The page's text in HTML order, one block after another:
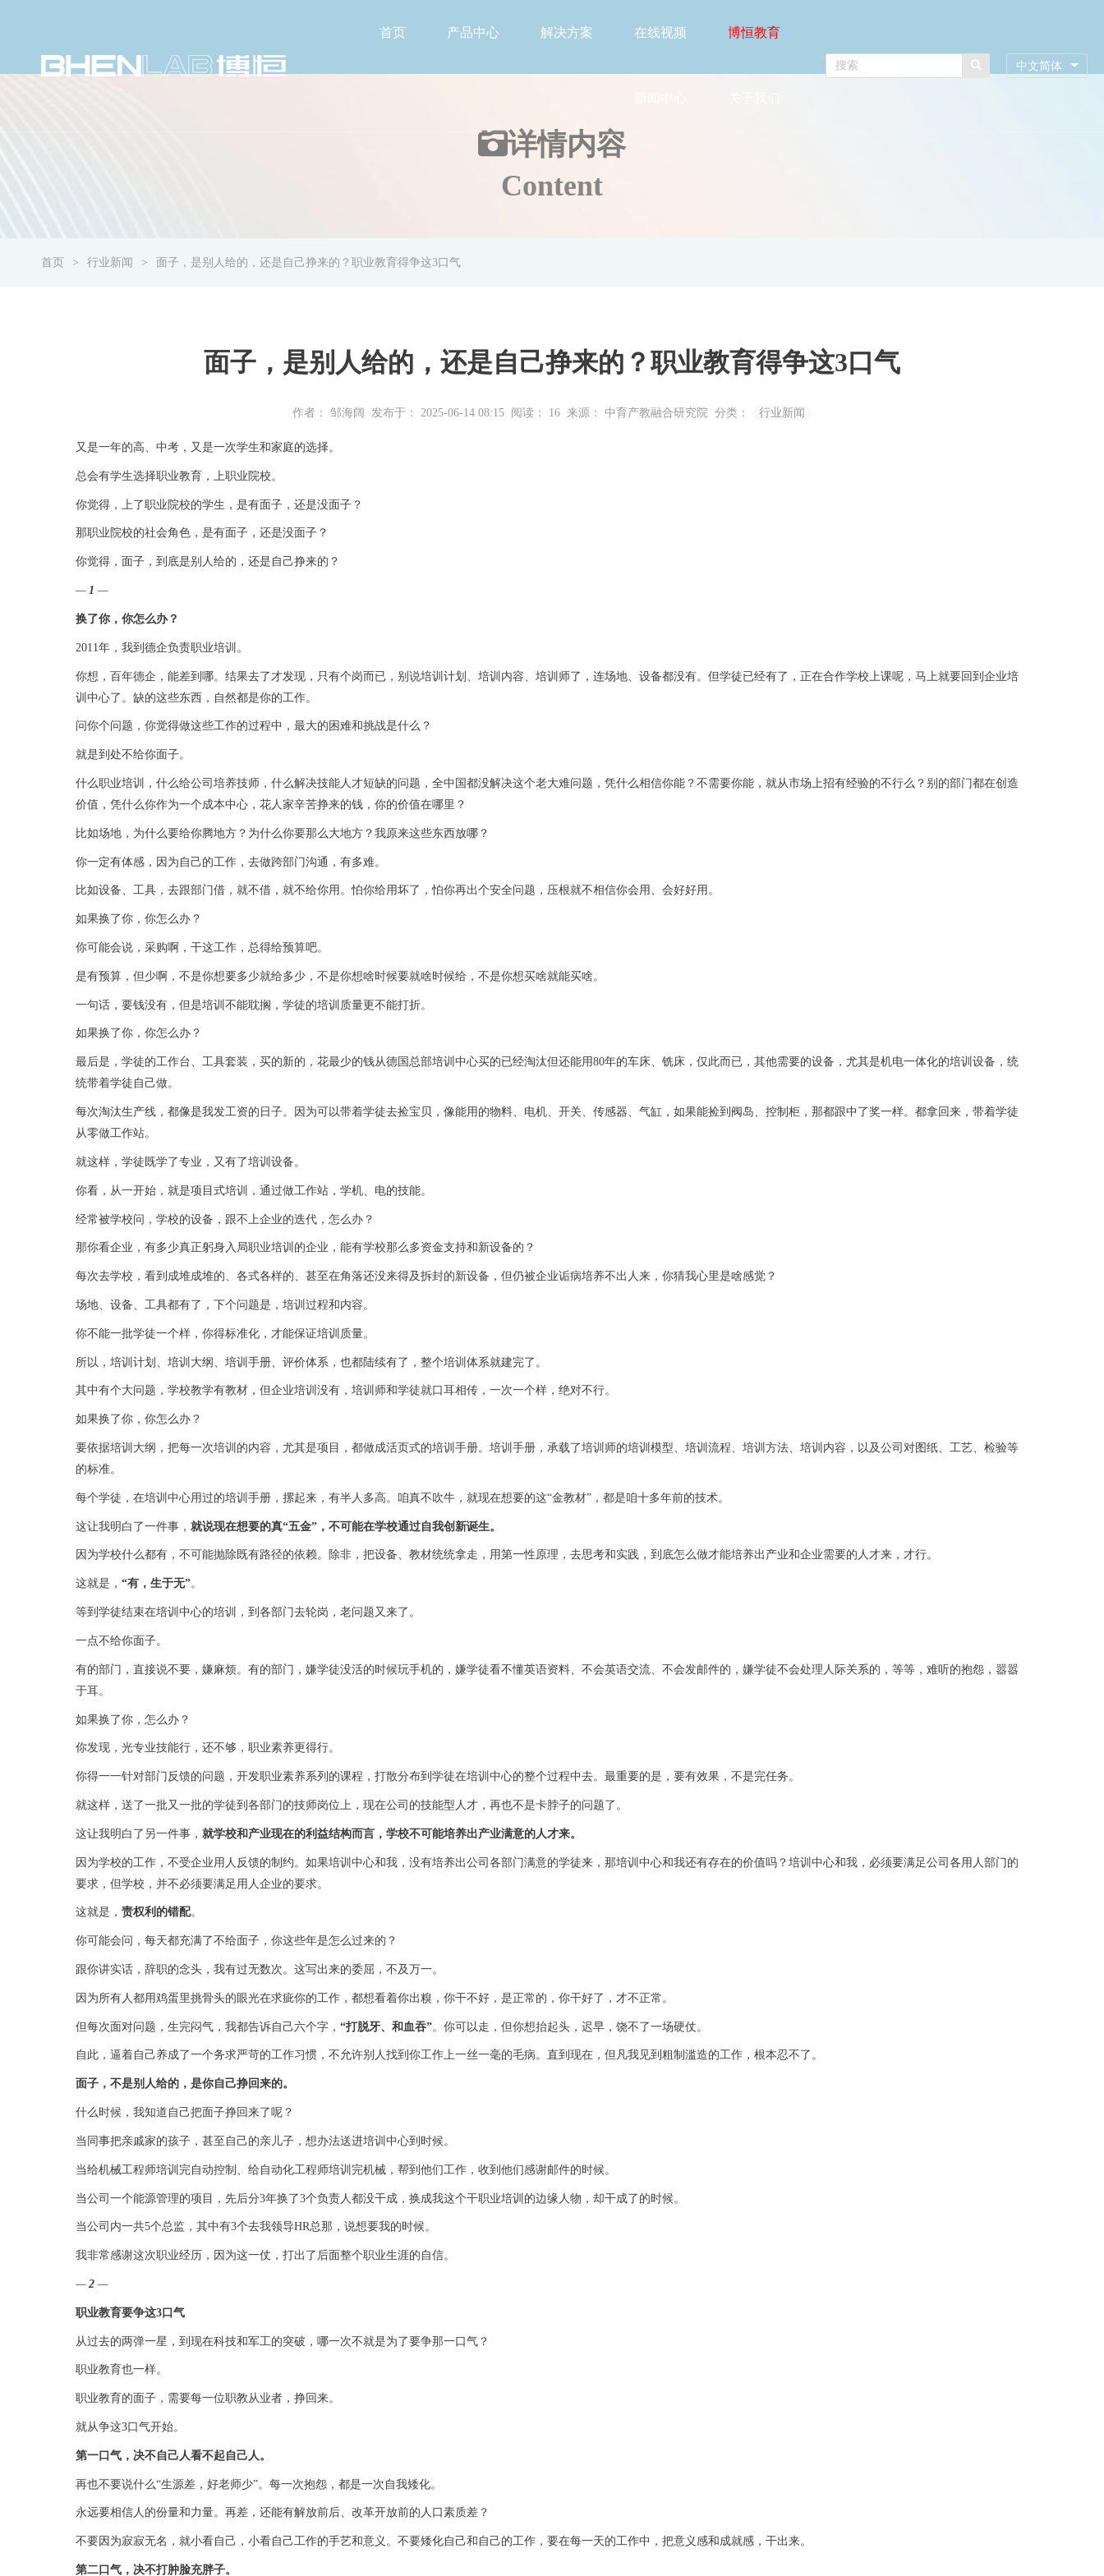
首页 产品中心 解决方案 在线视频 博恒教育
中文简体
详情内容
Content
首页 行业新闻 面子，是别人给的，还是自己挣来的？职业教育得争这3口气
面子，是别人给的，还是自己挣来的？职业教育得争这3口气
作者： 邹海阔 发布于： 2025-06-14 08:15 阅读： 16 来源： 中育产教融合研究院 分类： 行业新闻
又是一年的高、中考，又是一次学生和家庭的选择。
总会有学生选择职业教育，上职业院校。
你觉得，上了职业院校的学生，是有面子，还是没面子？
那职业院校的社会角色，是有面子，还是没面子？
你觉得，面子，到底是别人给的，还是自己挣来的？
—1 —
换了你，你怎么办？
2011年，我到德企负责职业培训。
你想，百年德企，能差到哪。结果去了才发现，只有个岗而已，别说培训计划、培训内容、培训师了，连场地、设备都没有。但学徒已经有了，正在合作学校上课呢，马上就要回到企业培
训中心了。缺的这些东西，自然都是你的工作。
问你个问题，你觉得做这些工作的过程中，最大的困难和挑战是什么？
就是到处不给你面子。
什么职业培训，什么给公司培养技师，什么解决技能人才短缺的问题，全中国都没解决这个老大难问题，凭什么相信你能？不需要你能，就从市场上招有经验的不行么？别的部门都在创造
价值，凭什么你作为一个成本中心，花人家辛苦挣来的钱，你的价值在哪里？
比如场地，为什么要给你腾地方？为什么你要那么大地方？我原来这些东西放哪？
你一定有体感，因为自己的工作，去做跨部门沟通，有多难。
比如设备、工具，去跟部门借，就不借，就不给你用。怕你给用坏了，怕你再出个安全问题，压根就不相信你会用、会好好用。
如果换了你，你怎么办？
你可能会说，采购啊，干这工作，总得给预算吧。
是有预算，但少啊，不是你想要多少就给多少，不是你想啥时候要就啥时候给，不是你想买啥就能买啥。
一句话，要钱没有，但是培训不能耽搁，学徒的培训质量更不能打折。
如果换了你，你怎么办？
最后是，学徒的工作台、工具套装，买的新的，花最少的钱从德国总部培训中心买的已经淘汰但还能用80年的车床、铣床，仅此而已，其他需要的设备，尤其是机电一体化的培训设备，统
统带着学徒自己做。
每次淘汰生产线，都像是我发工资的日子。因为可以带着学徒去捡宝贝，像能用的物料、电机、开关、传感器、气缸，如果能捡到阀岛、控制柜，那都跟中了奖一样。都拿回来，带着学徒
从零做工作站。
就这样，学徒既学了专业，又有了培训设备。
你看，从一开始，就是项目式培训，通过做工作站，学机、电的技能。
经常被学校问，学校的设备，跟不上企业的迭代，怎么办？
那你看企业，有多少真正躬身入局职业培训的企业，能有学校那么多资金支持和新设备的？
每次去学校，看到成堆成堆的、各式各样的、甚至在角落还没来得及拆封的新设备，但仍被企业诟病培养不出人来，你猜我心里是啥感觉？
场地、设备、工具都有了， 下个问题是， 培训过程和内容。
你不能一批学徒一个样，你得标准化，才能保证培训质量。
所以，培训计划、培训大纲、培训手册、评价体系，也都陆续有了，整个培训体系就建完了。
其中有个大问题，学校教学有教材，但企业培训没有，培训师和学徒就口耳相传，一次一个样，绝对不行。
如果换了你，你怎么办？
要依据培训大纲，把每一次培训的内容，尤其是项目，都做成活页式的培训手册。培训手册，承载了培训师的培训模型、培训流程、培训方法、培训内容，以及公司对图纸、工艺、检验等
的标准。
每个学徒，在培训中心用过的培训手册，摞起来，有半人多高。咱真不吹牛，就现在想要的这“金教材”，都是咱十多年前的技术。
这让我明白了一件事， 就说现在想要的真“五金”，不可能在学校通过自我创新诞生。
因为学校什么都有，不可能抛除既有路径的依赖。除非，把设备、教材统统拿走，用第一性原理，去思考和实践，到底怎么做才能培养出产业和企业需要的人才来，才行。
这就是， “有，生于无”。
等到学徒结束在培训中心的培训，到各部门去轮岗，老问题又来了。
一点不给你面子。
有的部门，直接说不要，嫌麻烦。有的部门，嫌学徒没活的时候玩手机的，嫌学徒看不懂英语资料、不会英语交流、不会发邮件的，嫌学徒不会处理人际关系的，等等， 难听的抱怨，嚣嚣
于耳。
如果换了你，怎么办？
你发现，光专业技能行，还不够，职业素养更得行。
你得一一针对部门反馈的问题，开发职业素养系列的课程，打散分布到学徒在培训中心的整个过程中去。 最重要的是，要有效果，不是完任务。
就这样，送了一批又一批的学徒到各部门的技师岗位上，现在公司的技能型人才，再也不是卡脖子的问题了。
这让我明白了另一件事， 就学校和产业现在的利益结构而言，学校不可能培养出产业满意的人才来。
因为学校的工作，不受企业用人反馈的制约。如果培训中心和我，没有培养出公司各部门满意的学徒来，那培训中心和我还有存在的价值吗？培训中心和我，必须要满足公司各用人部门的
要求，但学校，并不必须要满足用人企业的要求。
这就是， 责权利的错配。
你可能会问，每天都充满了不给面子，你这些年是怎么过来的？
跟你讲实话，辞职的念头，我有过无数次。这写出来的委屈，不及万一。
因为所有人都用鸡蛋里挑骨头的眼光在求疵你的工作，都想看着你出糗，你干不好，是正常的，你干好了，才不正常。
但每次面对问题，生完闷气，我都告诉自己六个字， “打脱牙、和血吞”。你可以走，但你想抬起头，迟早，饶不了一场硬仗。
自此，逼着自己养成了一个务求严苛的工作习惯，不允许别人找到你工作上一丝一毫的毛病。直到现在，但凡我见到粗制滥造的工作，根本忍不了。
面子，不是别人给的，是你自己挣回来的。
什么时候，我知道自己把面子挣回来了呢？
当同事把亲戚家的孩子，甚至自己的亲儿子，想办法送进培训中心到时候。
当给机械工程师培训完自动控制、给自动化工程师培训完机械，帮到他们工作，收到他们感谢邮件的时候。
当公司一个能源管理的项目，先后分3年换了3个负责人都没干成，换成我这个干职业培训的边缘人物，却干成了的时候。
当公司内一共5个总监，其中有3个去我领导HR总那，说想要我的时候。
我非常感谢这次职业经历，因为这一仗，打出了后面整个职业生涯的自信。
—2 —
职业教育要争这3口气
从过去的两弹一星，到现在科技和军工的突破，哪一次不就是为了要争那一口气？
职业教育也一样。
职业教育的面子，需要每一位职教从业者，挣回来。
就从争这3口气开始。
第一口气，决不自己人看不起自己人。
再也不要说什么“生源差，好老师少”。 每一次抱怨，都是一次自我矮化。
永远要相信人的份量和力量。 再差，还能有解放前后、改革开放前的人口素质差？
不要因为寂寂无名，就小看自己，小看自己工作的手艺和意义。不要矮化自己和自己的工作，要在每一天的工作中，把意义感和成就感，干出来。
第二口气，决不打肿脸充胖子。